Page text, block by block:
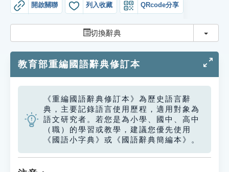
教學應用
貓頭鷹博士
開啟關聯 列入收藏 QRcode分享
切換辭典 切換
教育部重編國語辭典修訂本
《重編國語辭典修訂本》為歷史語言辭
典，主要記錄語言使用歷程，適用對象為
語文研究者。若您是為小學、國中、高中
（職）的學習或教學，建議您優先使用
《國語小字典》或《國語辭典簡編本》。